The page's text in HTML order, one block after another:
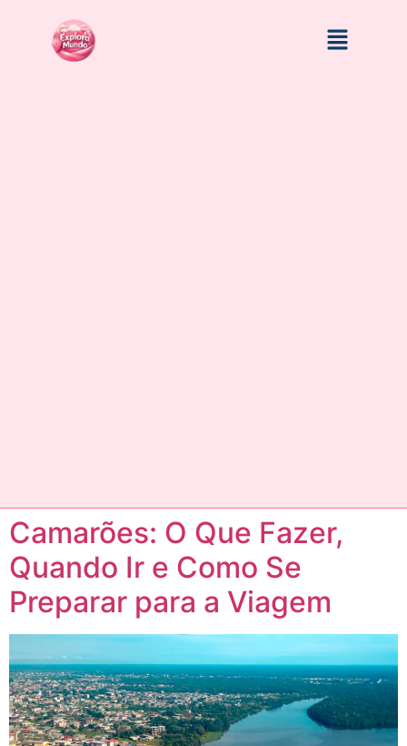
Camarões: O Que Fazer,
Quando Ir e Como Se
Preparar para a Viagem